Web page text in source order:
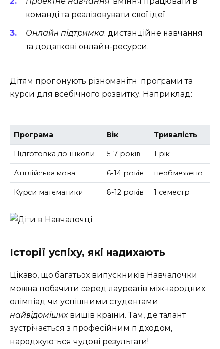
команді та реалізовувати свої ідеї.
Онлайн підтримка: дистанційне навчання
та додаткові онлайн-ресурси.
Дітям пропонують різноманітні програми та
курси для всебічного розвитку. Наприклад:
Програма Вік Тривалість
Підготовка до школи 5-7 років 1 рік
Англійська мова 6-14 років необмежено
Курси математики 8-12 років 1 семестр
Історії успіху, які надихають
Цікаво, що багатьох випускників Навчалочки
можна побачити серед лауреатів міжнародних
олімпіад чи успішними студентами
найвідомішихвишів країни. Там, де талант
зустрічається з професійним підходом,
народжуються чудові результати!